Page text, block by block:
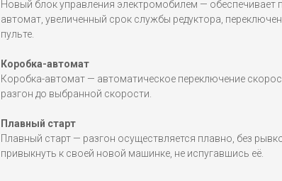
Новый блок управления электромобилем — обеспечивает
автомат, увеличенный срок службы редуктора,
пульте.
Коробка-автомат
Коробка-автомат — автоматическое переключение
разгон до выбранной скорости.
Плавный старт
Плавный старт — разгон осуществляется плавно, без
привыкнуть к своей новой машинке, не испугавшись её.